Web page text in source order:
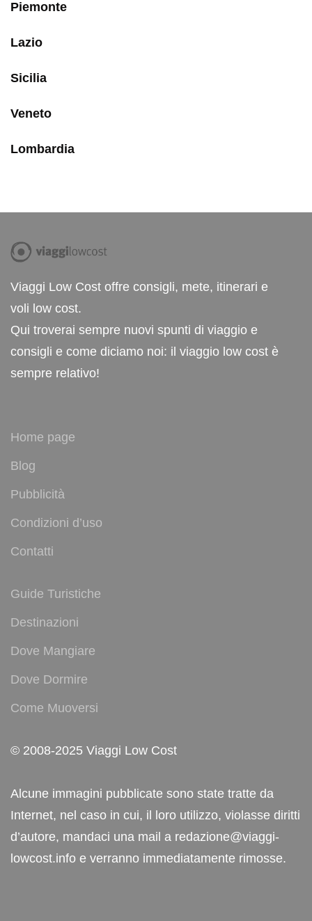
Piemonte
Lazio
Sicilia
Veneto
Lombardia
Viaggi Low Cost offre consigli, mete, itinerari e
voli low cost.
Qui troverai sempre nuovi spunti di viaggio e
consigli e come diciamo noi: il viaggio low cost è
sempre relativo!
Home page
Blog
Pubblicità
Condizioni d’uso
Contatti
Guide Turistiche
Destinazioni
Dove Mangiare
Dove Dormire
Come Muoversi
© 2008-2025 Viaggi Low Cost
Alcune immagini pubblicate sono state tratte da
Internet, nel caso in cui, il loro utilizzo, violasse diritti
d’autore, mandaci una mail a redazione@viaggi-
lowcost.info e verranno immediatamente rimosse.